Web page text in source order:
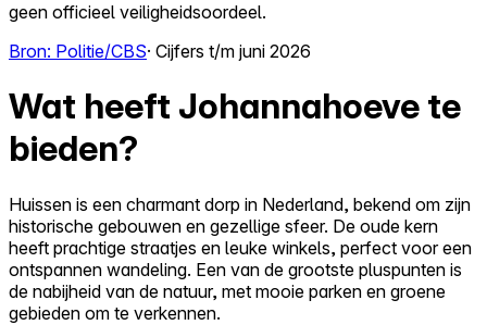
geen officieel veiligheidsoordeel.
Bron: Politie/CBS· Cijfers t/m juni 2026
Wat heeft Johannahoeve te
bieden?
Huissen is een charmant dorp in Nederland, bekend om zijn
historische gebouwen en gezellige sfeer. De oude kern
heeft prachtige straatjes en leuke winkels, perfect voor een
ontspannen wandeling. Een van de grootste pluspunten is
de nabijheid van de natuur, met mooie parken en groene
gebieden om te verkennen.